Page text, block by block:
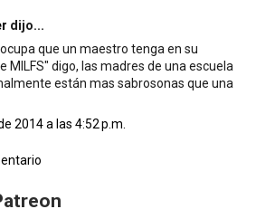
dijo...
que un maestro tenga en su
MILFS" digo, las madres de una escuela
están mas sabrosonas que una
2014 a las 4:52 p.m.